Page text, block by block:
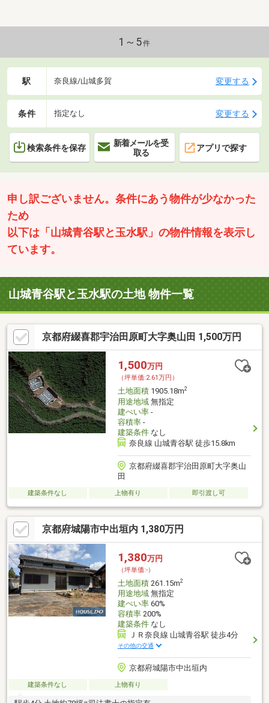
1～5件
駅 奈良線/山城多賀 変更する
条件 指定なし 変更する
検索条件を保存
新着メールを受
取る
アプリで探す
申し訳ございません。条件にあう物件が少なかった
ため
以下は「山城青谷駅と玉水駅」の物件情報を表示し
ています。
山城青谷駅と玉水駅の土地 物件一覧
京都府綴喜郡宇治田原町大字奥山田 1,500万円
1,500万円
（坪単価:2.61万円）
土地面積1905.18m2
用途地域無指定
建ぺい率-
容積率-
建築条件なし
奈良線 山城青谷駅 徒歩15.8km
京都府綴喜郡宇治田原町大字奥山
田
建築条件なし 上物有り 即引渡し可
京都府城陽市中出垣内 1,380万円
1,380万円
（坪単価:-）
土地面積261.15m2
用途地域無指定
建ぺい率60%
容積率200%
建築条件なし
ＪＲ奈良線 山城青谷駅 徒歩4分
その他の交通
京都府城陽市中出垣内
建築条件なし 上物有り